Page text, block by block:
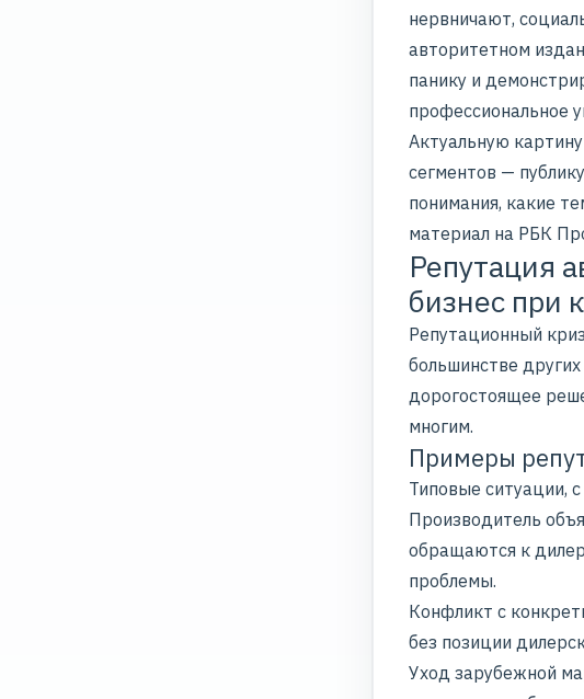
нервничают,
авторитетном
панику и
профессиональное
Актуальную
сегментов —
понимания, какие
материал на РБК
Репутация
бизнес при
Репутационный
большинстве
дорогостоящее
многим.
Примеры
Типовые ситуации,
Производитель
обращаются к
проблемы.
Конфликт с
без позиции
Уход зарубежной